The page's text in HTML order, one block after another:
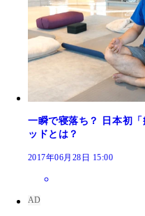
一瞬で寝落ち？ 日本初
ッドとは？
2017年06月28日 15:00